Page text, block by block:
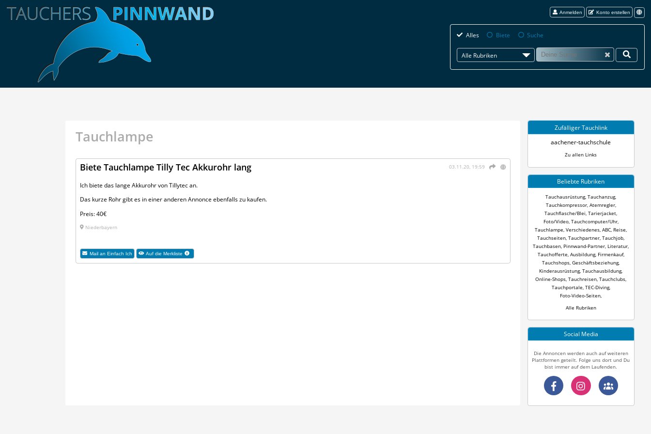
Anmelden Konto erstellen
Alles Biete Suche
Alle Rubriken
Tauchlampe
03.11.20, 19:59
Biete Tauchlampe Tilly Tec Akkurohr lang
Ich biete das lange Akkurohr von Tillytec an.
Das kurze Rohr gibt es in einer anderen Annonce ebenfalls zu kaufen.
Preis: 40€
Niederbayern
Mail an Einfach Ich Auf die Merkliste
Zufälliger Tauchlink
aachener-tauchschule
Zu allen Links
Beliebte Rubriken
Tauchausrüstung, Tauchanzug,
Tauchkompressor, Atemregler,
Tauchflasche/Blei Tarierjacket
Foto/Video, Tauchcomputer/Uhr,
Tauchlampe Verschiedenes ABC Reise
Tauchseiten Tauchpartner Tauchjob
Tauchbasen Pinnwand-Partner Literatur
Tauchofferte Ausbildung, Firmenkauf,
Tauchshops Geschäftsbeziehung,
Kinderausrüstung, Tauchausbildung,
Online-Shops Tauchreisen Tauchclubs
Tauchportale TEC-Diving,
Foto-Video-Seiten
Alle Rubriken
Social Media
Die Annoncen werden auch auf weiteren
Plattformen geteilt. Folge uns dort und Du
bist immer auf dem Laufenden.